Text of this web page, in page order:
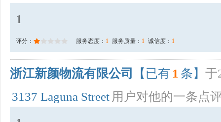
1
评分： 服务态度： 1 服务质量： 1 诚信度： 1
浙江新颜物流有限公司 【已有 1 条】 于
3137 Laguna Street 用户对他的一条点